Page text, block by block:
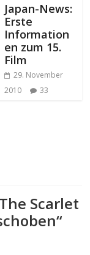
Japan-News:
Erste
Information
en zum 15.
Film
29. November
2010
33
Scarlet
“